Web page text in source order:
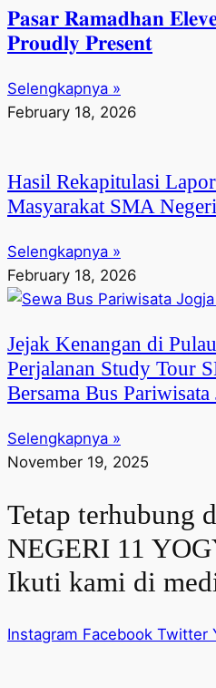
𝐏𝐚𝐬𝐚𝐫 𝐑𝐚𝐦𝐚𝐝𝐡𝐚𝐧
𝐏𝐫𝐨𝐮𝐝𝐥𝐲 𝐏𝐫𝐞𝐬𝐞𝐧𝐭
Selengkapnya »
February 18, 2026
Hasil Rekapitulasi
Masyarakat SMA
Selengkapnya »
February 18, 2026
Jejak Kenangan di
Perjalanan Study Tour
Bersama Bus Pariwisata
Selengkapnya »
November 19, 2025
Tetap terhubung
NEGERI 11
Ikuti kami di
Instagram Facebook Twitter